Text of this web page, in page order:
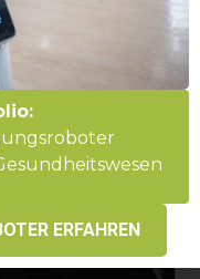
ERFAHREN